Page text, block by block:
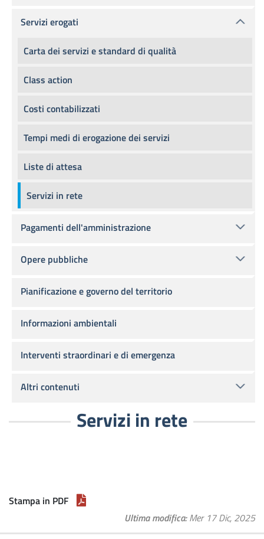
Servizi in rete
Stampa in PDF
Ultima modifica Mer 17 Dic, 2025
Servizi erogati
Carta dei servizi e standard di qualità
Class action
Costi contabilizzati
Tempi medi di erogazione dei servizi
Liste di attesa
Servizi in rete
Pagamenti dell'amministrazione
Opere pubbliche
Pianificazione e governo del territorio
Informazioni ambientali
Interventi straordinari e di emergenza
Altri contenuti